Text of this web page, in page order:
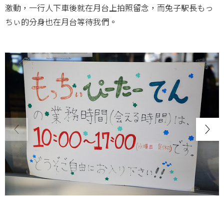
激動，一行人下車後就在月台上拍照留念，而兔子駅長もっ
ちぃ的分身也在月台等待我們。